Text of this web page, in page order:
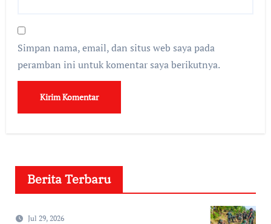
Simpan nama, email, dan situs web saya pada
peramban ini untuk komentar saya berikutnya.
Berita Terbaru
Jul 29, 2026